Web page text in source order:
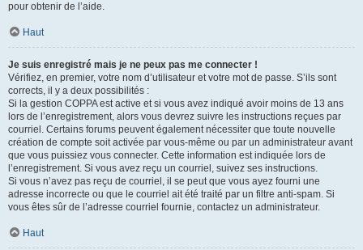
pour obtenir de l’aide.
Haut
Je suis enregistré mais je ne peux pas me connecter !
Vérifiez, en premier, votre nom d’utilisateur et votre mot de passe. S’ils sont
corrects, il y a deux possibilités :
Si la gestion COPPA est active et si vous avez indiqué avoir moins de 13 ans
lors de l’enregistrement, alors vous devrez suivre les instructions reçues par
courriel. Certains forums peuvent également nécessiter que toute nouvelle
création de compte soit activée par vous-même ou par un administrateur avant
que vous puissiez vous connecter. Cette information est indiquée lors de
l’enregistrement. Si vous avez reçu un courriel, suivez ses instructions.
Si vous n’avez pas reçu de courriel, il se peut que vous ayez fourni une
adresse incorrecte ou que le courriel ait été traité par un filtre anti-spam. Si
vous êtes sûr de l’adresse courriel fournie, contactez un administrateur.
Haut